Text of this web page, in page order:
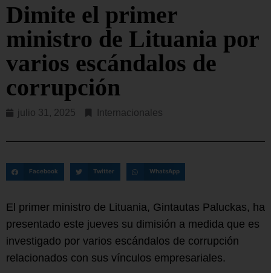
Dimite el primer
ministro de Lituania por
varios escándalos de
corrupción
julio 31, 2025 Internacionales
Facebook Twitter WhatsApp
El primer ministro de Lituania, Gintautas Paluckas, ha
presentado este jueves su dimisión a medida que es
investigado por varios escándalos de corrupción
relacionados con sus vínculos empresariales.